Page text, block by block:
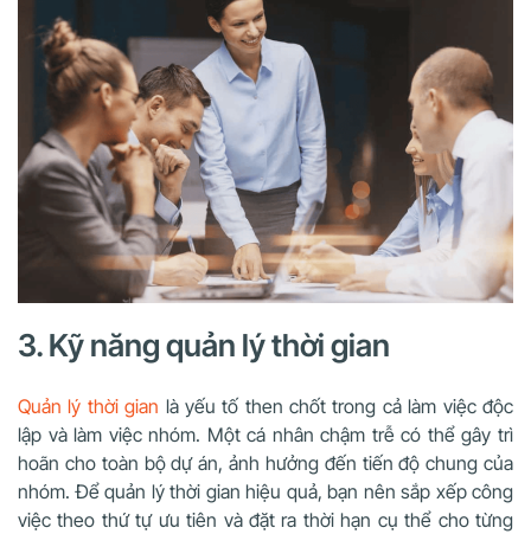
3. Kỹ năng quản lý thời gian
Quản lý thời gian là yếu tố then chốt trong cả làm việc độc
lập và làm việc nhóm. Một cá nhân chậm trễ có thể gây trì
hoãn cho toàn bộ dự án, ảnh hưởng đến tiến độ chung của
nhóm. Để quản lý thời gian hiệu quả, bạn nên sắp xếp công
việc theo thứ tự ưu tiên và đặt ra thời hạn cụ thể cho từng